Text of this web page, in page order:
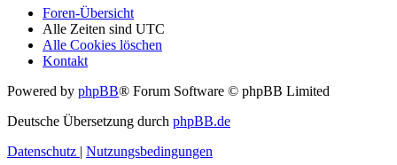
Foren-Übersicht
Alle Zeiten sind UTC
Alle Cookies löschen
Kontakt
Powered by phpBB® Forum Software © phpBB Limited
Deutsche Übersetzung durch phpBB.de
Datenschutz | Nutzungsbedingungen